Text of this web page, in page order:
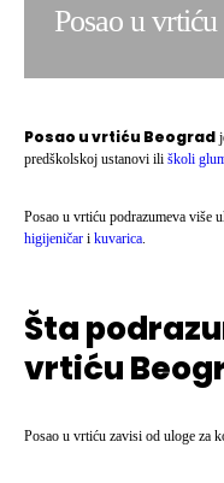
Posao u
Posao u vrtiću Beograd
predškolskoj ustanovi ili školi
Posao u vrtiću podrazumeva više
higijeničar i kuvarica.
Šta
vrtiću
Posao u vrtiću zavisi od uloge za